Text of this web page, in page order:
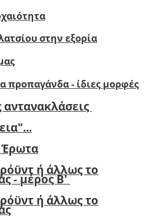
στην εξορία
προπαγάνδα - ίδιες μορφές
ή άλλως το
- μέρος Β'
ή άλλως το